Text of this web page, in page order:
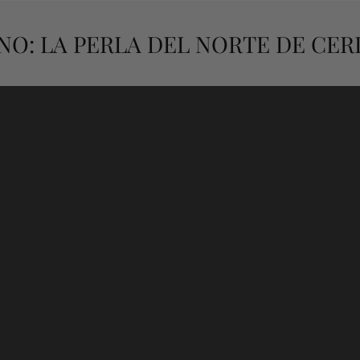
LA PERLA DEL NORTE DE